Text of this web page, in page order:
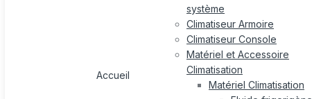
Accueil
système
Climatiseur Armoire
Climatiseur Console
Matériel et Accessoire
Climatisation
Matériel Climatisation